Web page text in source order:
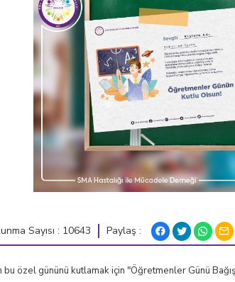
Sayısı : 10643 Paylaş :
özel gününü kutlamak için "Öğretmenler Günü